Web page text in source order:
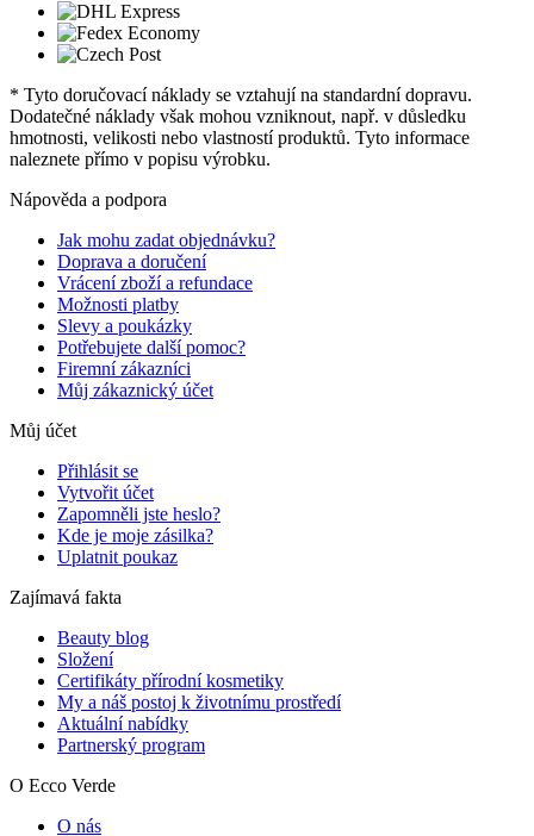
* Tyto doručovací náklady se vztahují na standardní dopravu.
Dodatečné náklady však mohou vzniknout, např. v důsledku
hmotnosti, velikosti nebo vlastností produktů. Tyto informace
naleznete přímo v popisu výrobku.
Nápověda a podpora
Jak mohu zadat objednávku?
Doprava a doručení
Vrácení zboží a refundace
Možnosti platby
Slevy a poukázky
Potřebujete další pomoc?
Firemní zákazníci
Můj zákaznický účet
Můj účet
Přihlásit se
Vytvořit účet
Zapomněli jste heslo?
Kde je moje zásilka?
Uplatnit poukaz
Zajímavá fakta
Beauty blog
Složení
Certifikáty přírodní kosmetiky
My a náš postoj k životnímu prostředí
Aktuální nabídky
Partnerský program
O Ecco Verde
O nás